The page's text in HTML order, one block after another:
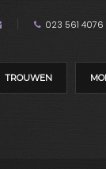
023 561 4076
TROUWEN